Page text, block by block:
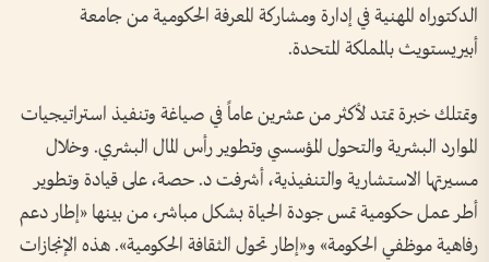
الدكتوراه المهنية في إدارة ومشاركة المعرفة الحكومية من جامعة
أبيريستويث بالمملكة المتحدة.
وتمتلك خبرة تمتد لأكثر من عشرين عاماً في صياغة وتنفيذ استراتيجيات
الموارد البشرية والتحول المؤسسي وتطوير رأس المال البشري. وخلال
مسيرتها الاستشارية والتنفيذية، أشرفت د. حصة، على قيادة وتطوير
أطر عمل حكومية تمس جودة الحياة بشكل مباشر، من بينها «إطار دعم
رفاهية موظفي الحكومة» و«إطار تحول الثقافة الحكومية». هذه الإنجازات